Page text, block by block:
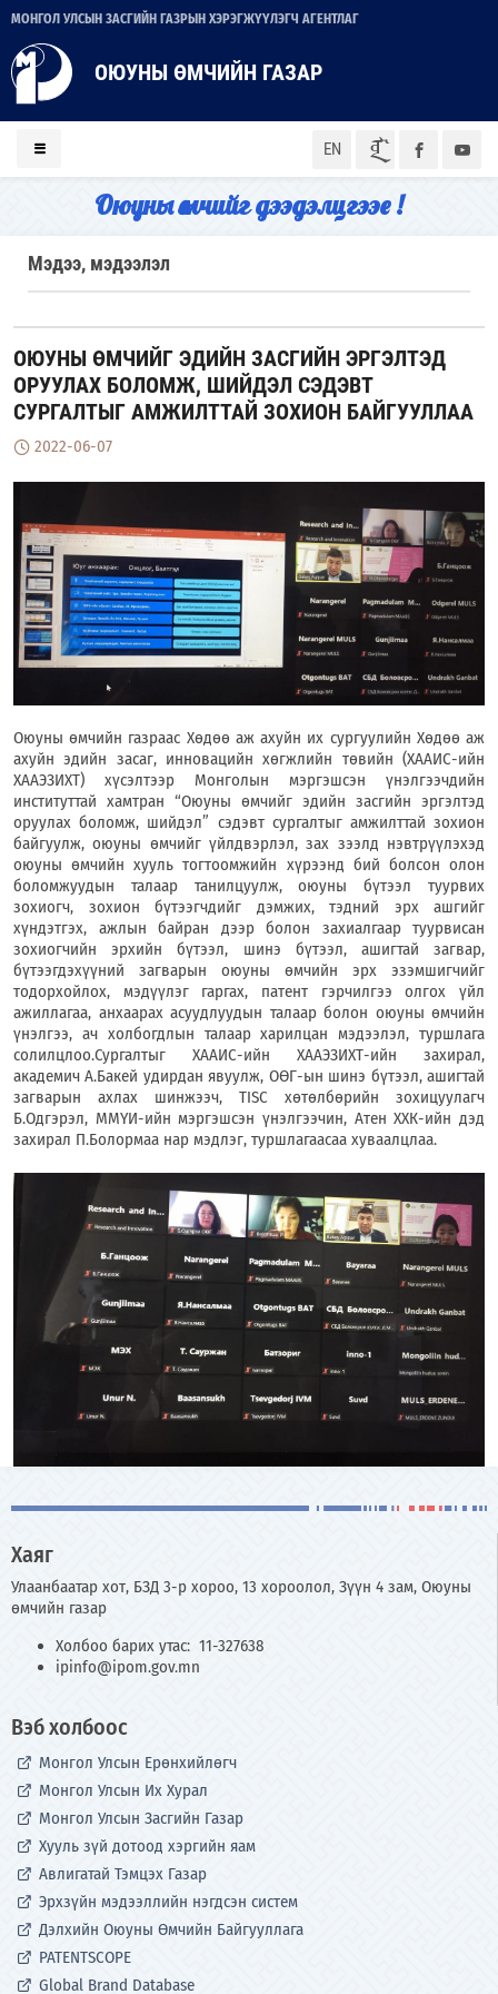
МОНГОЛ УЛСЫН ЗАСГИЙН ГАЗРЫН ХЭРЭГЖҮҮЛЭГЧ АГЕНТЛАГ
ОЮУНЫ ӨМЧИЙН ГАЗАР
EN ᠮᠣᠨ
Оюуны өмчийг дээдэлцгээе !
Мэдээ, мэдээлэл
ОЮУНЫ ӨМЧИЙГ ЭДИЙН ЗАСГИЙН ЭРГЭЛТЭД
ОРУУЛАХ БОЛОМЖ, ШИЙДЭЛ СЭДЭВТ
СУРГАЛТЫГ АМЖИЛТТАЙ ЗОХИОН БАЙГУУЛЛАА
2022-06-07
Оюуны өмчийн газраас Хөдөө аж ахуйн их сургуулийн Хөдөө аж
ахуйн эдийн засаг, инновацийн хөгжлийн төвийн (ХААИС-ийн
ХААЭЗИХТ) хүсэлтээр Монголын мэргэшсэн үнэлгээчдийн
институттай хамтран “Оюуны өмчийг эдийн засгийн эргэлтэд
оруулах боломж, шийдэл” сэдэвт сургалтыг амжилттай зохион
байгуулж, оюуны өмчийг үйлдвэрлэл, зах зээлд нэвтрүүлэхэд
оюуны өмчийн хууль тогтоомжийн хүрээнд бий болсон олон
боломжуудын талаар танилцуулж, оюуны бүтээл туурвих
зохиогч, зохион бүтээгчдийг дэмжих, тэдний эрх ашгийг
хүндэтгэх, ажлын байран дээр болон захиалгаар туурвисан
зохиогчийн эрхийн бүтээл, шинэ бүтээл, ашигтай загвар,
бүтээгдэхүүний загварын оюуны өмчийн эрх эзэмшигчийг
тодорхойлох, мэдүүлэг гаргах, патент гэрчилгээ олгох үйл
ажиллагаа, анхаарах асуудлуудын талаар болон оюуны өмчийн
үнэлгээ, ач холбогдлын талаар харилцан мэдээлэл, туршлага
солилцлоо.Сургалтыг ХААИС-ийн ХААЭЗИХТ-ийн захирал,
академич А.Бакей удирдан явуулж, ОӨГ-ын шинэ бүтээл, ашигтай
загварын ахлах шинжээч, TISC хөтөлбөрийн зохицуулагч
Б.Одгэрэл, ММҮИ-ийн мэргэшсэн үнэлгээчин, Атен ХХК-ийн дэд
захирал П.Болормаа нар мэдлэг, туршлагаасаа хуваалцлаа.
Хаяг
Улаанбаатар хот, БЗД 3-р хороо, 13 хороолол, Зүүн 4 зам, Оюуны
өмчийн газар
Холбоо барих утас: 11-327638
ipinfo@ipom.gov.mn
Вэб холбоос
Монгол Улсын Ерөнхийлөгч
Монгол Улсын Их Хурал
Монгол Улсын Засгийн Газар
Хууль зүй дотоод хэргийн яам
Авлигатай Тэмцэх Газар
Эрхзүйн мэдээллийн нэгдсэн систем
Дэлхийн Оюуны Өмчийн Байгууллага
PATENTSCOPE
Global Brand Database